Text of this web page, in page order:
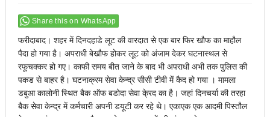
Share this on WhatsApp
फरीदाबाद। शहर में दिनदहाडे लूट की वारदात से एक बार फिर खौफ का माहौल
पैदा हो गया है। अपराधी बेखौफ होकर लूट को अंजाम देकर घटनास्थल से
रफूचक्कर हो गए। काफी समय बीत जाने के बाद भी अपराधी अभी तक पुलिस की
पकड से बाहर है। घटनाक्रम सेवा केन्द्र सीसी टीवी में कैद हो गया । मामला
डबुआ कालोनी स्थित बैक ऑफ बडोदा सेवा के्रद का है। जहां दिनचर्या की तरहा
बैक सेवा केन्द्र में कर्मचारी अपनी डयूटी कर रहे थे। एकाएक एक आदमी पिस्तौल